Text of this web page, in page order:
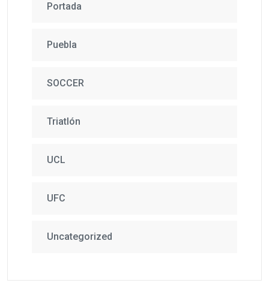
Portada
Puebla
SOCCER
Triatlón
UCL
UFC
Uncategorized